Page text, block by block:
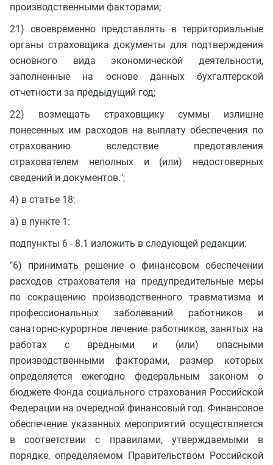
производственными факторами;
21) своевременно представлять в территориальные
органы страховщика документы для подтверждения
основного вида экономической деятельности,
заполненные на основе данных бухгалтерской
отчетности за предыдущий год;
22) возмещать страховщику суммы излишне
понесенных им расходов на выплату обеспечения по
страхованию вследствие представления
страхователем неполных и (или) недостоверных
сведений и документов.";
4) в статье 18:
а) в пункте 1:
подпункты 6 - 8.1 изложить в следующей редакции:
"6) принимать решение о финансовом обеспечении
расходов страхователя на предупредительные меры
по сокращению производственного травматизма и
профессиональных заболеваний работников и
санаторно-курортное лечение работников, занятых на
работах с вредными и (или) опасными
производственными факторами, размер которых
определяется ежегодно федеральным законом о
бюджете Фонда социального страхования Российской
Федерации на очередной финансовый год. Финансовое
обеспечение указанных мероприятий осуществляется
в соответствии с правилами, утверждаемыми в
порядке, определяемом Правительством Российской